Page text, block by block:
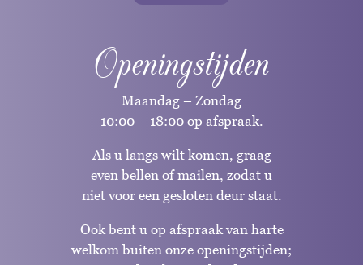
Openingstijden
Maandag – Zondag
10:00 – 18:00 op afspraak.
Als u langs wilt komen, graag
even bellen of mailen, zodat u
niet voor een gesloten deur staat.
Ook bent u op afspraak van harte
welkom buiten onze openingstijden;